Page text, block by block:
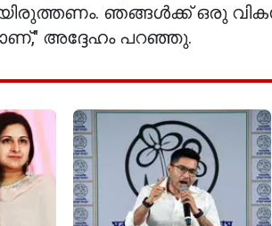
ഞങ്ങൾക്ക് ഒരു
അദ്ദേഹം പറഞ്ഞു.